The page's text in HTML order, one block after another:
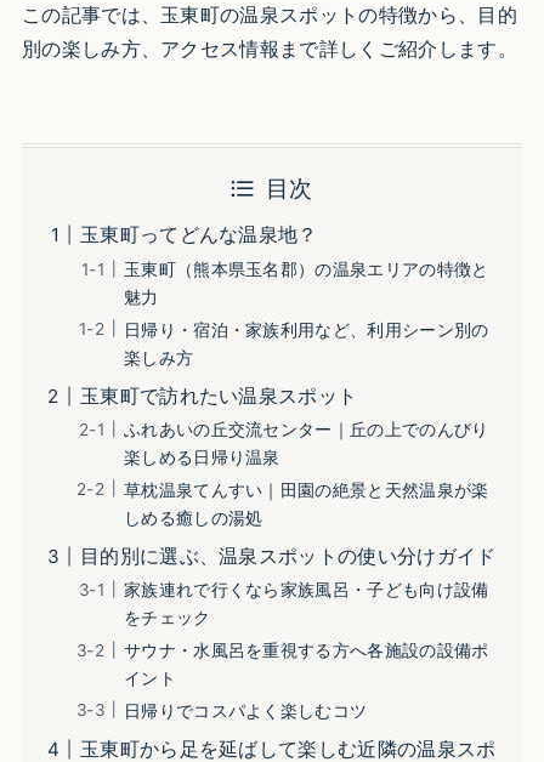
この記事では、玉東町の温泉スポットの特徴から、目的
別の楽しみ方、アクセス情報まで詳しくご紹介します。
目次
玉東町ってどんな温泉地？
玉東町（熊本県玉名郡）の温泉エリアの特徴と
魅力
日帰り・宿泊・家族利用など、利用シーン別の
楽しみ方
玉東町で訪れたい温泉スポット
ふれあいの丘交流センター｜丘の上でのんびり
楽しめる日帰り温泉
草枕温泉てんすい｜田園の絶景と天然温泉が楽
しめる癒しの湯処
目的別に選ぶ、温泉スポットの使い分けガイド
家族連れで行くなら家族風呂・子ども向け設備
をチェック
サウナ・水風呂を重視する方へ各施設の設備ポ
イント
日帰りでコスパよく楽しむコツ
玉東町から足を延ばして楽しむ近隣の温泉スポ